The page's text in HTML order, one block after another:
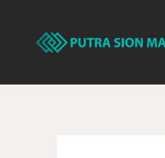
konten